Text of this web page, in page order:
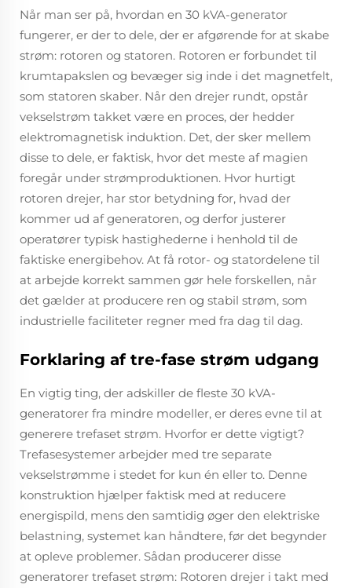
Når man ser på, hvordan en 30 kVA-generator
fungerer, er der to dele, der er afgørende for at skabe
strøm: rotoren og statoren. Rotoren er forbundet til
krumtapakslen og bevæger sig inde i det magnetfelt,
som statoren skaber. Når den drejer rundt, opstår
vekselstrøm takket være en proces, der hedder
elektromagnetisk induktion. Det, der sker mellem
disse to dele, er faktisk, hvor det meste af magien
foregår under strømproduktionen. Hvor hurtigt
rotoren drejer, har stor betydning for, hvad der
kommer ud af generatoren, og derfor justerer
operatører typisk hastighederne i henhold til de
faktiske energibehov. At få rotor- og statordelene til
at arbejde korrekt sammen gør hele forskellen, når
det gælder at producere ren og stabil strøm, som
industrielle faciliteter regner med fra dag til dag.
Forklaring af tre-fase strøm udgang
En vigtig ting, der adskiller de fleste 30 kVA-
generatorer fra mindre modeller, er deres evne til at
generere trefaset strøm. Hvorfor er dette vigtigt?
Trefasesystemer arbejder med tre separate
vekselstrømme i stedet for kun én eller to. Denne
konstruktion hjælper faktisk med at reducere
energispild, mens den samtidig øger den elektriske
belastning, systemet kan håndtere, før det begynder
at opleve problemer. Sådan producerer disse
generatorer trefaset strøm: Rotoren drejer i takt med